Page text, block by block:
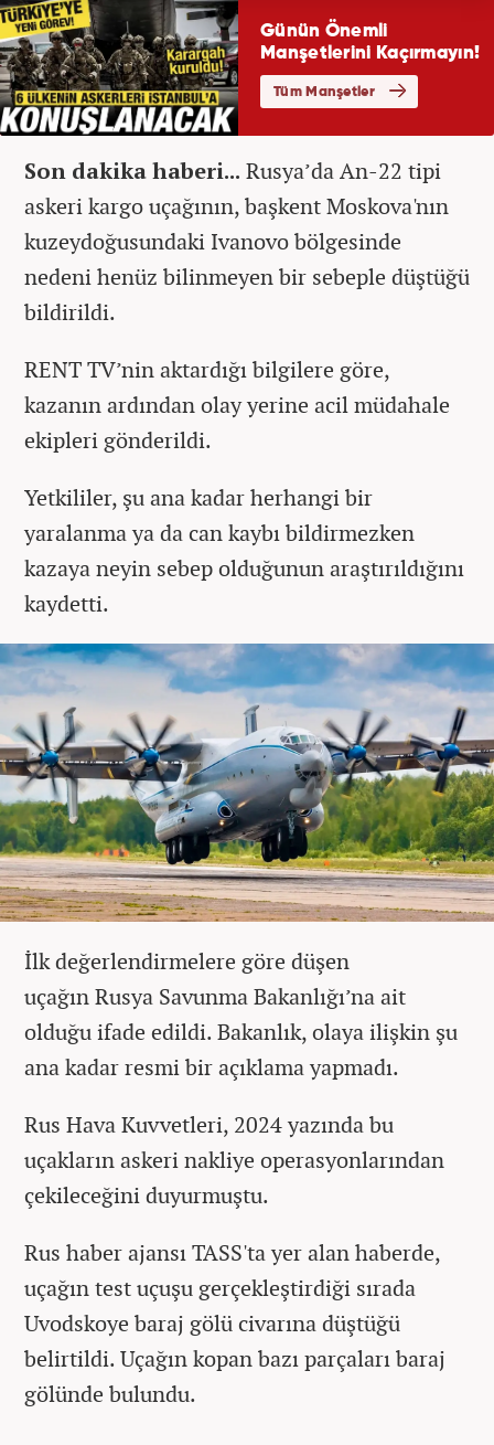
Son dakika haberi... Rusya’da An-22 tipi
askeri kargo uçağının, başkent Moskova'nın
kuzeydoğusundaki Ivanovo bölgesinde
nedeni henüz bilinmeyen bir sebeple düştüğü
bildirildi.
RENT TV’nin aktardığı bilgilere göre,
kazanın ardından olay yerine acil müdahale
ekipleri gönderildi.
Yetkililer, şu ana kadar herhangi bir
yaralanma ya da can kaybı bildirmezken
kazaya neyin sebep olduğunun araştırıldığını
kaydetti.
İlk değerlendirmelere göre düşen
uçağın Rusya Savunma Bakanlığı’na ait
olduğu ifade edildi. Bakanlık, olaya ilişkin şu
ana kadar resmi bir açıklama yapmadı.
Rus Hava Kuvvetleri, 2024 yazında bu
uçakların askeri nakliye operasyonlarından
çekileceğini duyurmuştu.
Rus haber ajansı TASS'ta yer alan haberde,
uçağın test uçuşu gerçekleştirdiği sırada
Uvodskoye baraj gölü civarına düştüğü
belirtildi. Uçağın kopan bazı parçaları baraj
gölünde bulundu.